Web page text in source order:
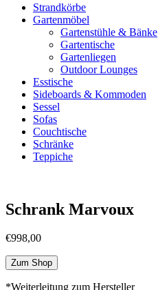
Strandkörbe
Gartenmöbel
Gartenstühle & Bänke
Gartentische
Gartenliegen
Outdoor Lounges
Esstische
Sideboards & Kommoden
Sessel
Sofas
Couchtische
Schränke
Teppiche
Schrank Marvoux
€998,00
Zum Shop
*Weiterleitung zum Hersteller